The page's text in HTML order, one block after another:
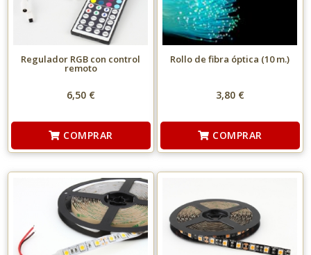
Regulador RGB con control
remoto
6,50 €
COMPRAR
Rollo de fibra óptica (10 m.)
3,80 €
COMPRAR